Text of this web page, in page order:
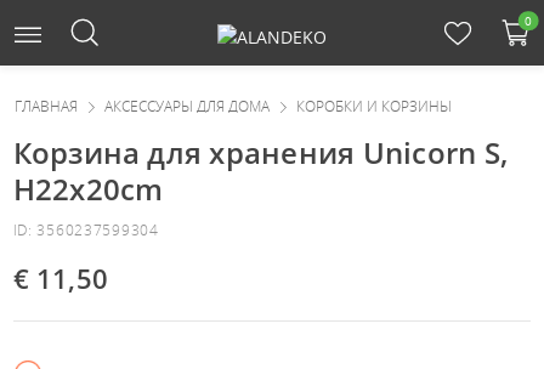
0
ГЛАВНАЯ АКСЕССУАРЫ ДЛЯ ДОМА КОРОБКИ И КОРЗИНЫ
Корзина для хранения Unicorn S,
H22x20cm
ID: 3560237599304
€ 11,50